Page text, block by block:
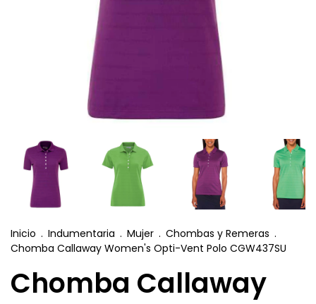
Inicio . Indumentaria . Mujer . Chombas y Remeras .
Chomba Callaway Women's Opti-Vent Polo CGW437SU
Chomba Callaway